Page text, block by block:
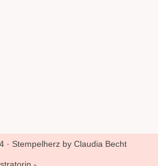
· Stempelherz by Claudia Becht